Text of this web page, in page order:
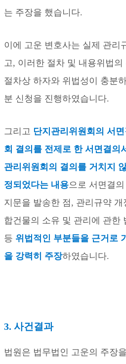
는 주장을 했습니다.
이에 고운 변호사는 실제 관리
고 , 이러한 절차 및 내용위법
절차상 하자와 위법성이 충분
분 신청을 진행하였습니다.
그리고 단지관리위원회의 서
회 결의를 전제로 한 서면결의
관리위원회의 결의를 거치지
정되었다는 내용으로 서면결
지문을 발송한 점 , 관리규약 개
합건물의 소유 및 관리에 관한
등 위법적인 부분들을 근거로
을 강력히 주장하였습니다.
3. 사건결과
법원은 법무법인 고운의 주장